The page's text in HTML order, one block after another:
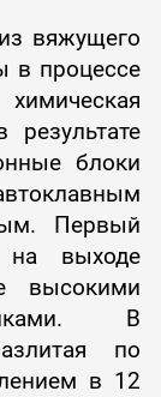
вяжущего
в процессе
результате
блоки
Первый
выходе
высокими
В
по
в 12